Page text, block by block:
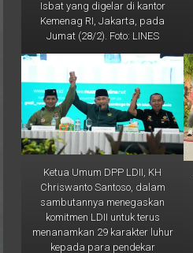
Kemenag RI, Jakarta, pada
Jumat (28/2). Foto: LINES
Ketua Umum DPP LDII, KH
Chriswanto Santoso, dalam
sambutannya menegaskan
komitmen LDII untuk terus
menanamkan 29 karakter luhur
kepada para pendekar
PERSINAS ASAD dan anggota